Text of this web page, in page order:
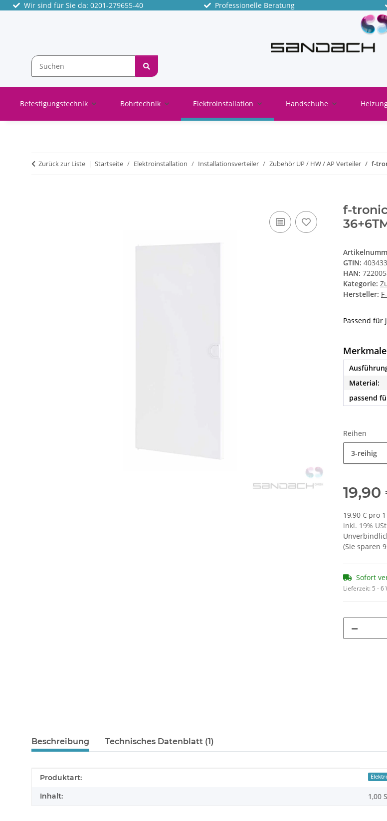
Wir sind für Sie da: 0201-279655-40 Professionelle Beratung
Befestigungstechnik Bohrtechnik Elektroinstallation Handschuhe
Zurück zur Liste Startseite Elektroinstallation Installationsverteiler Zubehör UP / HW / AP Verteiler f-
f-
GTIN:
HAN:
Kategorie:
Hersteller:
Passend für
Merkmale
Material:
passend
Reihen
3-reihig
19,90 € pro
inkl. 19%
(Sie sparen
Sofort
Lieferzeit: 5 - 6
Beschreibung Technisches Datenblatt (1)
Produkteigenschaft
Wert
Produktart:
Inhalt: 1,00